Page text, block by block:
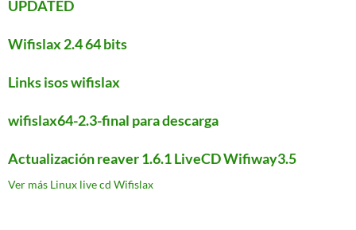
UPDATED
Wifislax 2.4 64 bits
Links isos wifislax
wifislax64-2.3-final para descarga
Actualización reaver 1.6.1 LiveCD Wifiway3.5
Ver más Linux live cd Wifislax